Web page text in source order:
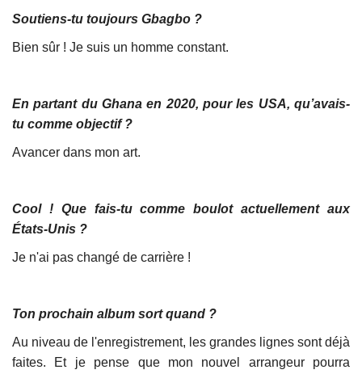
Soutiens-tu toujours Gbagbo ?
Bien sûr ! Je suis un homme constant.
En partant du Ghana en 2020, pour les USA, qu’avais-
tu comme objectif ?
Avancer dans mon art.
Cool ! Que fais-tu comme boulot actuellement aux
États-Unis ?
Je n'ai pas changé de carrière !
Ton prochain album sort quand ?
Au niveau de l'enregistrement, les grandes lignes sont déjà
faites. Et je pense que mon nouvel arrangeur pourra